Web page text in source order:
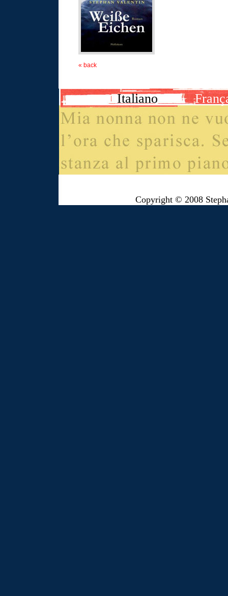
« back
Italiano
Copyright © 2008